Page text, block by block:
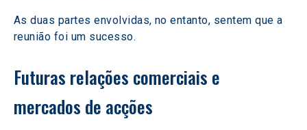
As duas partes envolvidas, no entanto, sentem que a
reunião foi um sucesso.
Futuras relações comerciais e
mercados de acções